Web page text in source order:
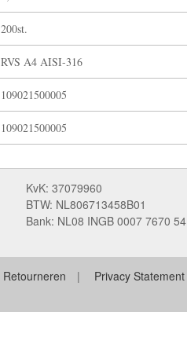
200st.
RVS A4 AISI-316
109021500005
109021500005
KvK: 37079960
BTW: NL806713458B01
Bank: NL08 INGB 0007 7670 54
Retourneren Privacy Statement